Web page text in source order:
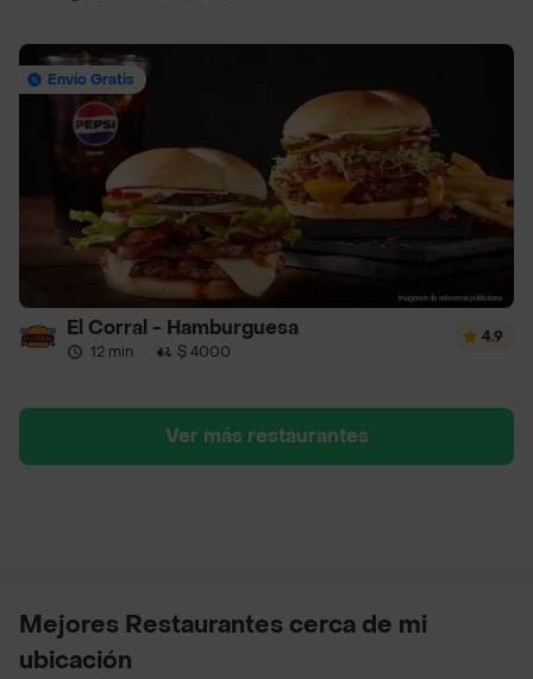
Envío Gratis
El Corral - Hamburguesa
12 min · $ 4000
4.9
Ver más restaurantes
Mejores Restaurantes cerca de mi
ubicación